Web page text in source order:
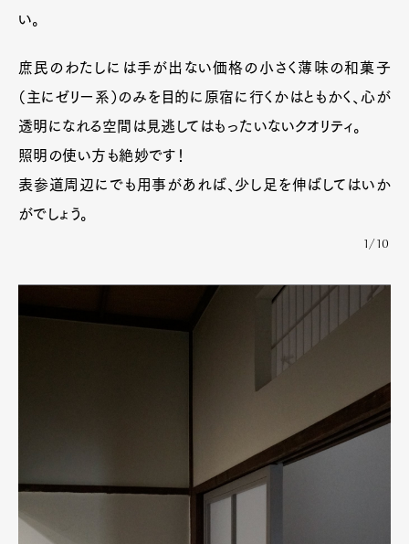
い。
庶民のわたしには手が出ない価格の小さく薄味の和菓子
（主にゼリー系）のみを目的に原宿に行くかはともかく、心が
透明になれる空間は見逃してはもったいないクオリティ。
照明の使い方も絶妙です！
表参道周辺にでも用事があれば、少し足を伸ばしてはいか
がでしょう。
1/10